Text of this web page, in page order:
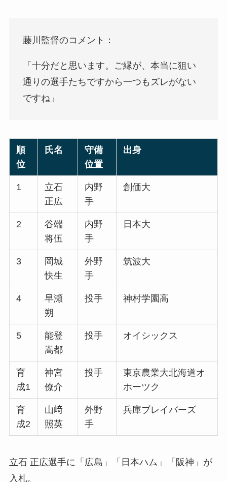
藤川監督のコメント：
「十分だと思います。ご縁が、本当に狙い
通りの選手たちですから一つもズレがない
ですね」
順
位
氏名
守備
位置
出身
1
立石
正広
内野
手
創価大
2
谷端
将伍
内野
手
日本大
3
岡城
快生
外野
手
筑波大
4
早瀬
朔
投手 神村学園高
5
能登
嵩都
投手 オイシックス
育
成1
神宮
僚介
投手
東京農業大北海道オ
ホーツク
育
成2
山﨑
照英
外野
手
兵庫ブレイバーズ
立石 正広選手に「広島」「日本ハム」「阪神」が
入札。